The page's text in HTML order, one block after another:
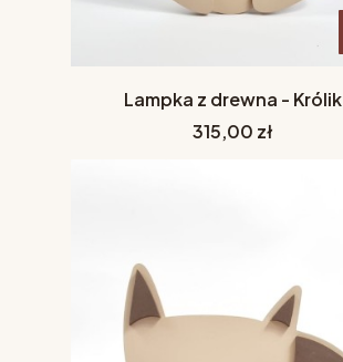
Lampka z drewna - Królik
Cena
315,00 zł